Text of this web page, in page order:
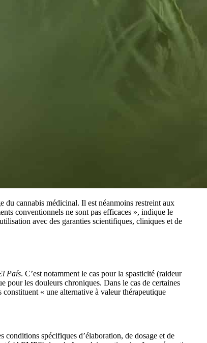
du cannabis médicinal. Il est néanmoins restreint aux
conventionnels ne sont pas efficaces », indique le
avec des garanties scientifiques, cliniques et de
País. C’est notamment le cas pour la spasticité (raideur
pour les douleurs chroniques. Dans le cas de certaines
constituent « une alternative à valeur thérapeutique
spécifiques d’élaboration, de dosage et de